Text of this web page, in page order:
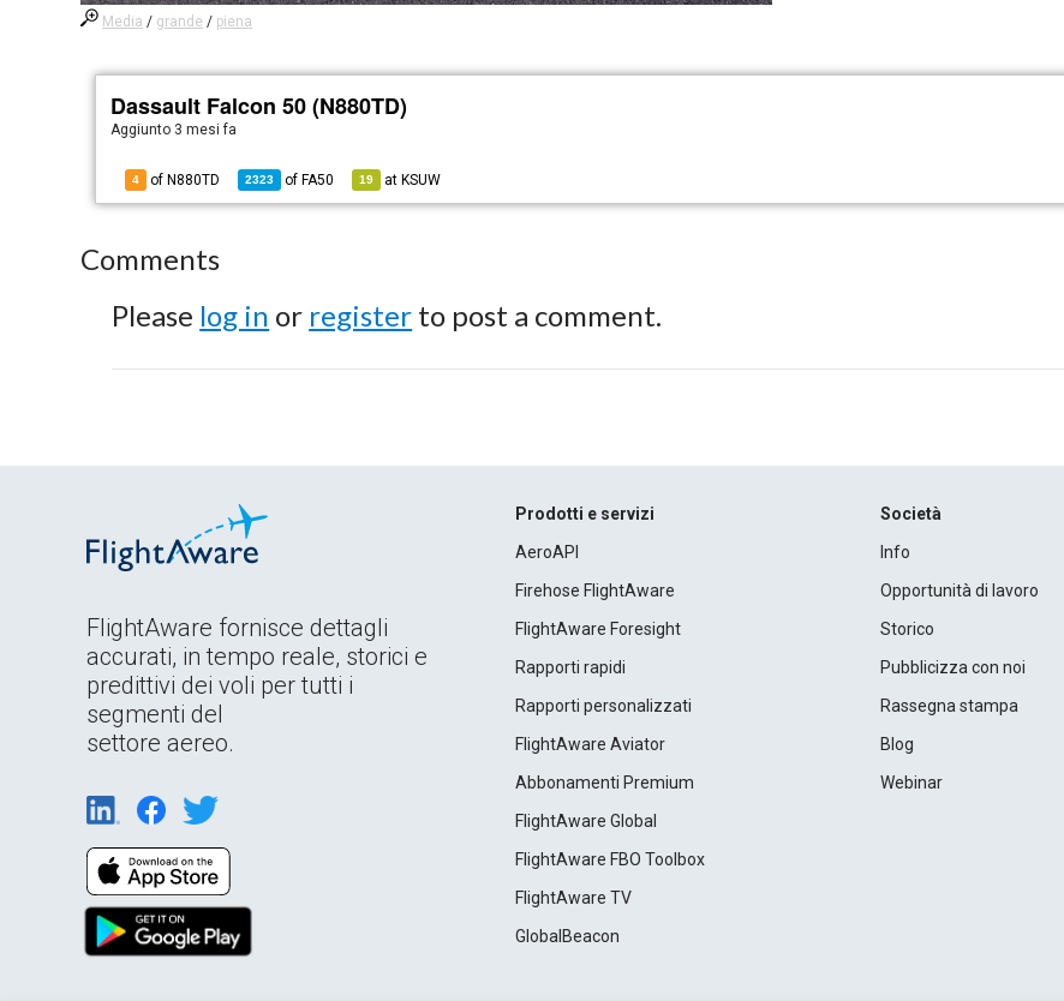
Media / grande / piena
Dassault Falcon 50 (N880TD)
Aggiunto 3 mesi fa
4 of N880TD 2323 of FA50 19 at KSUW
Comments
Please log in or register to post a comment.
FlightAware fornisce dettagli
accurati, in tempo reale, storici e
predittivi dei voli per tutti i
segmenti del
settore aereo.
Prodotti e servizi
AeroAPI
Firehose FlightAware
FlightAware Foresight
Rapporti rapidi
Rapporti personalizzati
FlightAware Aviator
Abbonamenti Premium
FlightAware Global
FlightAware FBO Toolbox
FlightAware TV
GlobalBeacon
Società
Info
Opportunità di lavoro
Storico
Pubblicizza con noi
Rassegna stampa
Blog
Webinar